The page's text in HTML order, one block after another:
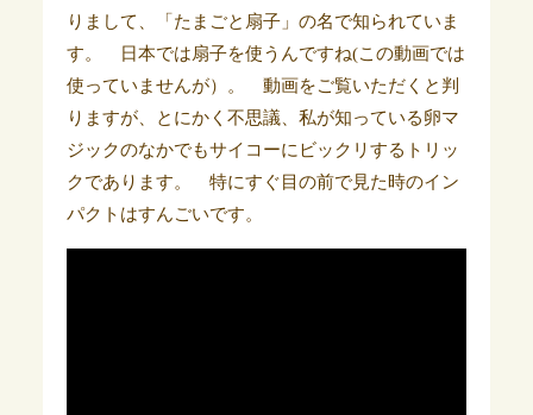
りまして、「たまごと扇子」の名で知られていま
す。 日本では扇子を使うんですね(この動画では
使っていませんが）
。 動画をご覧いただくと判
りますが、とにかく不思議、私が知っている卵マ
ジックのなかでもサイコーにビックリするトリッ
クであります。 特にすぐ目の前で見た時のイン
パクトはすんごいです。